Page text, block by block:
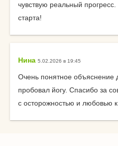
чувствую реальный
старта!
Нина 5.02.2026 в 19:45
Очень понятное объяснение
пробовал йогу. Спасибо за
с осторожностью и любовью к